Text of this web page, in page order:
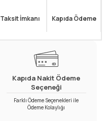
Taksit İmkanı Kapıda Ödeme
Kapıda Nakit Ödeme
Seçeneği
Farklı Ödeme Seçenekleri ile
Ödeme Kolaylığı